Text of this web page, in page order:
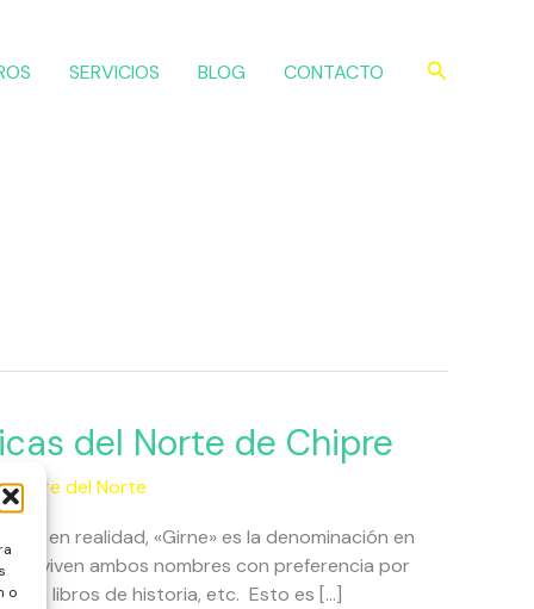
o
SERVICIOS BLOG CONTACTO Buscar
del Norte de Chipre
del Norte
en realidad, «Girne» es la denominación en
ambos nombres con preferencia por
libros de historia, etc. Esto es […]